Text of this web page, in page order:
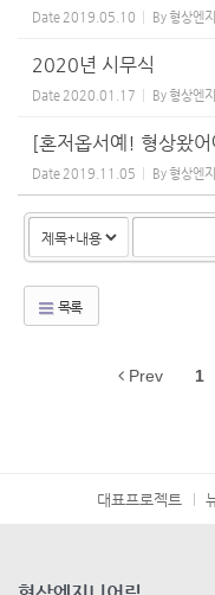
Date 2019.05.10 By 형상엔
2020년 시무식
Date 2020.01.17 By 형상엔
[혼저옵서예! 형상왔
Date 2019.11.05 By 형상엔
목록
Prev 1
대표프로젝트